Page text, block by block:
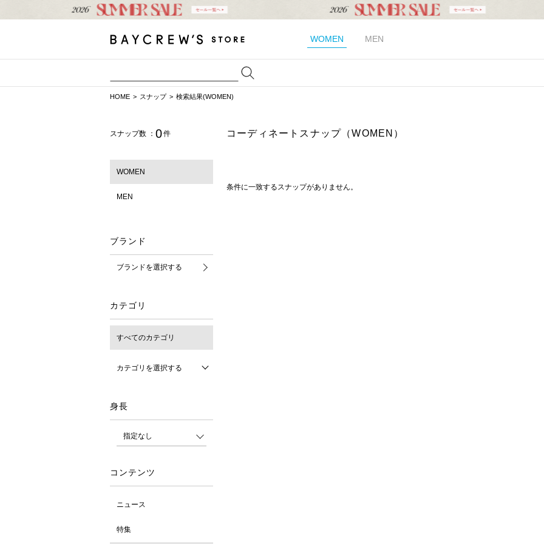
WOMEN MEN
HOME スナップ 検索結果(WOMEN)
スナップ数 ： 0件
WOMEN
MEN
ブランド
ブランドを選択する
カテゴリ
すべてのカテゴリ
カテゴリを選択する
身長
コンテンツ
ニュース
特集
コーディネートスナップ（WOMEN）
条件に一致するスナップがありません。